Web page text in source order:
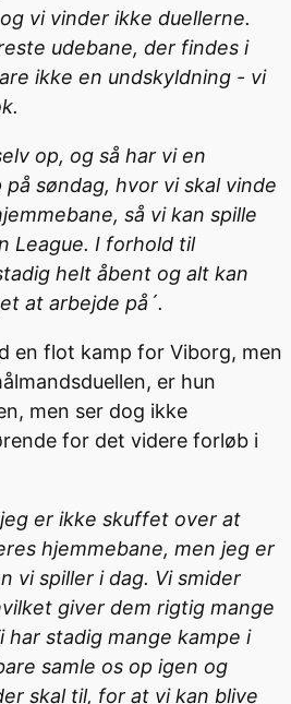
vi vinder ikke duellerne.
udebane, der findes i
ikke en undskyldning - vi
op, og så har vi en
søndag, hvor vi skal vinde
så vi kan spille
League. I forhold til
helt åbent og alt kan
at arbejde på´.
en flot kamp for Viborg, men
er hun
men ser dog ikke
for det videre forløb i
er ikke skuffet over at
hjemmebane, men jeg er
vi spiller i dag. Vi smider
giver dem rigtig mange
har stadig mange kampe i
samle os op igen og
skal til, for at vi kan blive